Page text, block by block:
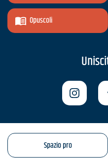
Opuscoli
Spazio pro